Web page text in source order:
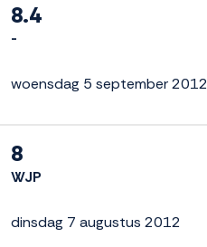
8.4
-
woensdag 5 september 2012
8
WJP
dinsdag 7 augustus 2012